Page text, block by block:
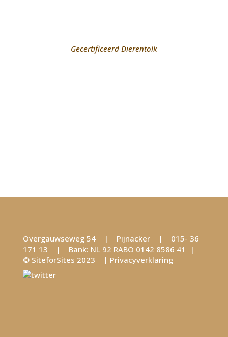
Gecertificeerd Dierentolk
Overgauwseweg 54 | Pijnacker | 015- 36
171 13 | Bank: NL 92 RABO 0142 8586 41 |
© SiteforSites 2023 | Privacyverklaring